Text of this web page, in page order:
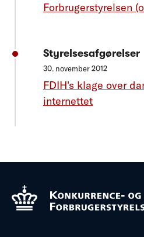
Forbrugerstyrelsen
Styrelsesafgørelser
30. november 2012
FDIH's klage over
internettet